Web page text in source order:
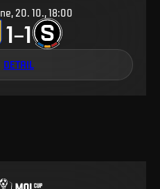
ne, 20. 10., 18:00
1–1
DETAIL